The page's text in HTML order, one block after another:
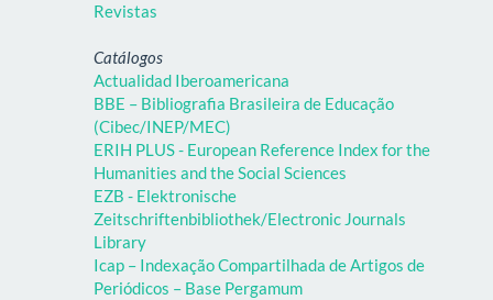
Revistas
Catálogos
Actualidad Iberoamericana
BBE – Bibliografia Brasileira de Educação
(Cibec/INEP/MEC)
ERIH PLUS - European Reference Index for the
Humanities and the Social Sciences
EZB - Elektronische
Zeitschriftenbibliothek/Electronic Journals
Library
Icap – Indexação Compartilhada de Artigos de
Periódicos – Base Pergamum